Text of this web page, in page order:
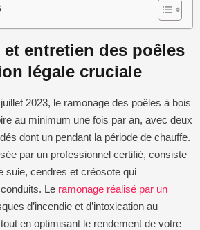
et entretien des poêles
légale cruciale
2023, le ramonage des poêles à bois
au minimum une fois par an, avec deux
dont un pendant la période de chauffe.
par un professionnel certifié, consiste
suie, cendres et créosote qui
Le ramonage réalisé par un
d’incendie et d’intoxication au
en optimisant le rendement de votre